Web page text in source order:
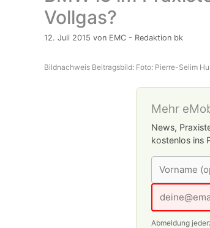
Vollgas?
12. Juli 2015 von EMC - Redaktion bk
Bildnachweis Beitragsbild: Foto: Pierre-Selim
Mehr
News,
kostenlos ins
Abmeldung